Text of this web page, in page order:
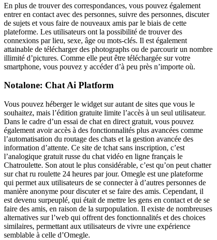
En plus de trouver des correspondances, vous pouvez également
entrer en contact avec des personnes, suivre des personnes, discuter
de sujets et vous faire de nouveaux amis par le biais de cette
plateforme. Les utilisateurs ont la possibilité de trouver des
connexions par lieu, sexe, âge ou mots-clés. Il est également
attainable de télécharger des photographs ou de parcourir un nombre
illimité d’pictures. Comme elle peut être téléchargée sur votre
smartphone, vous pouvez y accéder d’à peu près n’importe où.
Notalone: Chat Ai Platform
Vous pouvez héberger le widget sur autant de sites que vous le
souhaitez, mais l’édition gratuite limite l’accès à un seul utilisateur.
Dans le cadre d’un essai de chat en direct gratuit, vous pouvez
également avoir accès à des fonctionnalités plus avancées comme
l’automatisation du routage des chats et la gestion avancée des
information d’attente. Ce site de tchat sans inscription, c’est
l’analogique gratuit russe du chat vidéo en ligne français le
Chatroulette. Son atout le plus considérable, c’est qu’on peut chatter
sur chat ru roulette 24 heures par jour. Omegle est une plateforme
qui permet aux utilisateurs de se connecter à d’autres personnes de
manière anonyme pour discuter et se faire des amis. Cependant, il
est devenu surpeuplé, qui était de mettre les gens en contact et de se
faire des amis, en raison de la surpopulation. Il existe de nombreuses
alternatives sur l’web qui offrent des fonctionnalités et des choices
similaires, permettant aux utilisateurs de vivre une expérience
semblable à celle d’Omegle.